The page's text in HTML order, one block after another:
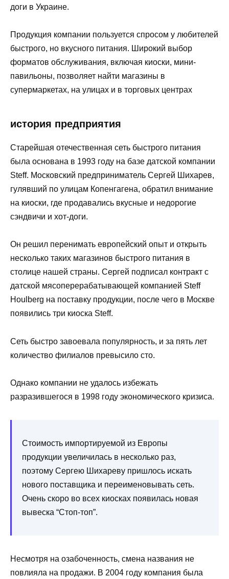
доги в Украине.
Продукция компании пользуется спросом у любителей
быстрого, но вкусного питания. Широкий выбор
форматов обслуживания, включая киоски, мини-
павильоны, позволяет найти магазины в
супермаркетах, на улицах и в торговых центрах
история предприятия
Старейшая отечественная сеть быстрого питания
была основана в 1993 году на базе датской компании
Steff. Московский предприниматель Сергей Шихарев,
гулявший по улицам Копенгагена, обратил внимание
на киоски, где продавались вкусные и недорогие
сэндвичи и хот-доги.
Он решил перенимать европейский опыт и открыть
несколько таких магазинов быстрого питания в
столице нашей страны. Сергей подписал контракт с
датской мясоперерабатывающей компанией Steff
Houlberg на поставку продукции, после чего в Москве
появились три киоска Steff.
Сеть быстро завоевала популярность, и за пять лет
количество филиалов превысило сто.
Однако компании не удалось избежать
разразившегося в 1998 году экономического кризиса.
Стоимость импортируемой из Европы
продукции увеличилась в несколько раз,
поэтому Сергею Шихареву пришлось искать
нового поставщика и переименовывать сеть.
Очень скоро во всех киосках появилась новая
вывеска “Стоп-топ”.
Несмотря на озабоченность, смена названия не
повлияла на продажи. В 2004 году компания была